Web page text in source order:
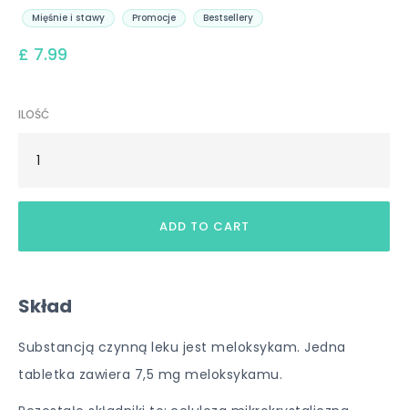
Mięśnie i stawy Promocje Bestsellery
£ 7.99
ILOŚĆ
Skład
Substancją czynną leku jest meloksykam. Jedna
tabletka zawiera 7,5 mg meloksykamu.